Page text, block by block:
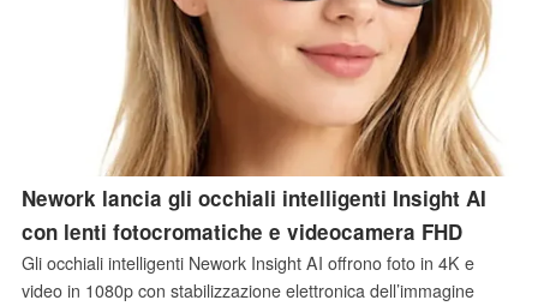
Nework lancia gli occhiali intelligenti Insight AI
con lenti fotocromatiche e videocamera FHD
Gli occhiali intelligenti Nework Insight AI offrono foto in 4K e
video in 1080p con stabilizzazione elettronica dell’immagine